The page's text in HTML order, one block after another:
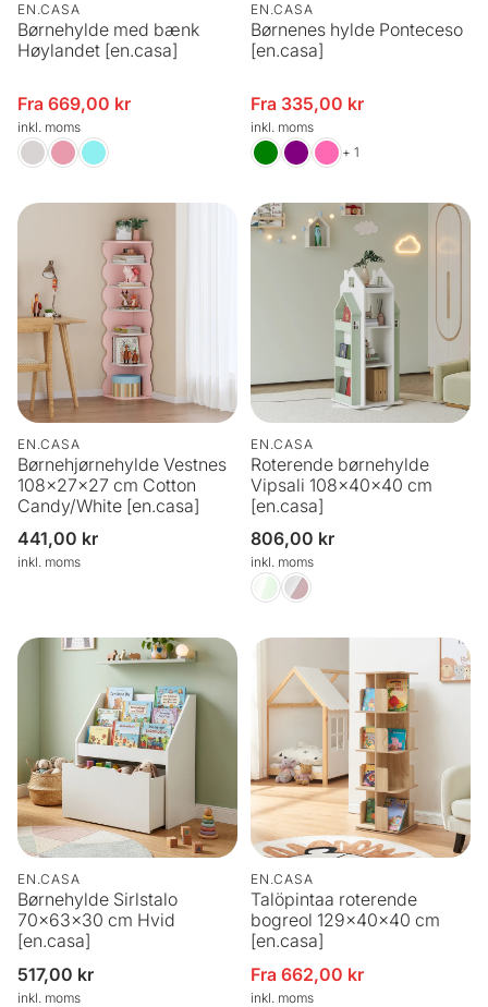
EN.CASA
Børnehylde med bænk
Høylandet [en.casa]
Udsalgspris
Fra 669,00 kr
inkl. moms
EN.CASA
Børnenes hylde Ponteceso
[en.casa]
Udsalgspris
Fra 335,00 kr
inkl. moms
+ 1
EN.CASA
Børnehjørnehylde Vestnes
108x27x27 cm Cotton
Candy/White [en.casa]
Normalpris
441,00 kr
inkl. moms
EN.CASA
Roterende børnehylde
Vipsali 108x40x40 cm
[en.casa]
Normalpris
806,00 kr
inkl. moms
EN.CASA
Børnehylde Sirlstalo
70x63x30 cm Hvid
[en.casa]
Normalpris
517,00 kr
inkl. moms
EN.CASA
Talöpintaa roterende
bogreol 129x40x40 cm
[en.casa]
Udsalgspris
Fra 662,00 kr
inkl. moms